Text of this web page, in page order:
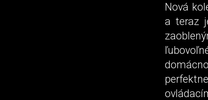
Nová
a teraz